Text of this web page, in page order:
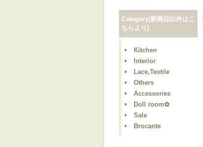
Category(新商品以外はこ
ちらより)
Kitchen
Interior
Lace,Textile
Others
Accessories
Doll room✿
Sale
Brocante